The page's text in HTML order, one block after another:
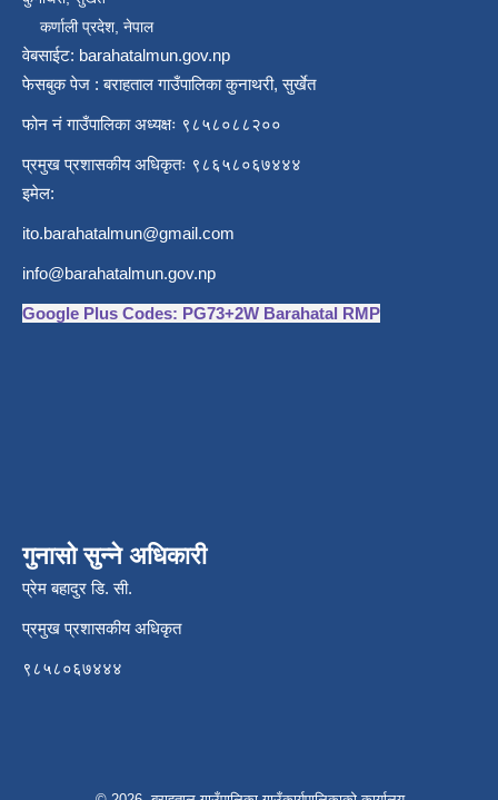
कर्णाली प्रदेश, नेपाल
वेबसाईट: barahatalmun.gov.np
फेसबुक पेज : बराहताल गाउँपालिका कुनाथरी, सुर्खेत
फोन नं गाउँपालिका अध्यक्षः ९८५८०८८२००
प्रमुख प्रशासकीय अधिकृतः ९८६५८०६७४४४
इमेल:
ito.barahatalmun@gmail.com
info@barahatalmun.gov.np
Google Plus Codes: PG73+2W Barahatal RMP
गुनासो सुन्ने अधिकारी
प्रेम बहादुर डि. सी.
प्रमुख प्रशासकीय अधिकृत
९८५८०६७४४४